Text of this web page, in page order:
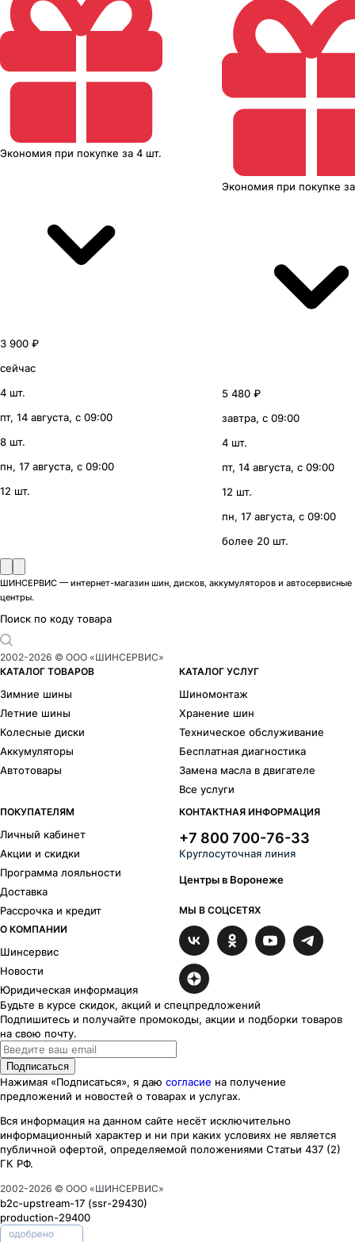
Экономия при покупке за 4 шт.
3 900 ₽
сейчас
4 шт.
пт, 14 августа, с 09:00
8 шт.
пн, 17 августа, с 09:00
12 шт.
Экономия при покупке
5 480 ₽
завтра, с 09:00
4 шт.
пт, 14 августа, с 09:00
12 шт.
пн, 17 августа, с 09:00
более 20 шт.
ШИНСЕРВИС — интернет-магазин шин, дисков, аккумуляторов и автосервисные
центры.
Поиск по коду товара
2002-2026 © ООО «ШИНСЕРВИС»
КАТАЛОГ ТОВАРОВ
Зимние шины
Летние шины
Колесные диски
Аккумуляторы
Автотовары
КАТАЛОГ УСЛУГ
Шиномонтаж
Хранение шин
Техническое обслуживание
Бесплатная диагностика
Замена масла в двигателе
Все услуги
ПОКУПАТЕЛЯМ
Личный кабинет
Акции и скидки
Программа лояльности
Доставка
Рассрочка и кредит
О КОМПАНИИ
Шинсервис
Новости
Юридическая информация
КОНТАКТНАЯ ИНФОРМАЦИЯ
+7 800 700-76-33
Круглосуточная линия
Центры в Воронеже
МЫ В СОЦСЕТЯХ
Будьте в курсе скидок, акций и спецпредложений
Подпишитесь и получайте промокоды, акции и подборки товаров
на свою почту.
Подписаться
Нажимая «Подписаться», я даю согласие на получение
предложений и новостей о товарах и услугах.
Вся информация на данном сайте несёт исключительно
информационный характер и ни при каких условиях не является
публичной офертой, определяемой положениями Статьи 437 (2)
ГК РФ.
2002-2026 © ООО «ШИНСЕРВИС»
b2c-upstream-17 (ssr-29430)
production-29400